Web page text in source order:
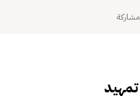
مشاركة
تمهيد